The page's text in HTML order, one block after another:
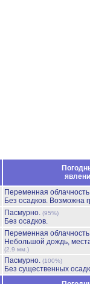
Переменная
Без осадков. Возможна
Пасмурно. (95%)
Без осадков.
Переменная
Небольшой дождь,
(2.9 мм.)
Пасмурно. (100%)
Без существенных